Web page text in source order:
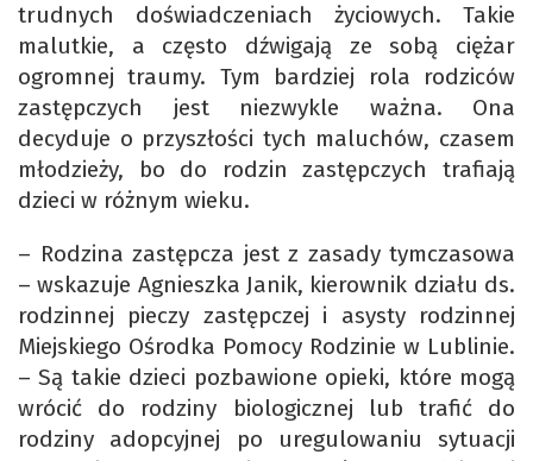
trudnych doświadczeniach życiowych. Takie
malutkie, a często dźwigają ze sobą ciężar
ogromnej traumy. Tym bardziej rola rodziców
zastępczych jest niezwykle ważna. Ona
decyduje o przyszłości tych maluchów, czasem
młodzieży, bo do rodzin zastępczych trafiają
dzieci w różnym wieku.
– Rodzina zastępcza jest z zasady tymczasowa
– wskazuje Agnieszka Janik, kierownik działu ds.
rodzinnej pieczy zastępczej i asysty rodzinnej
Miejskiego Ośrodka Pomocy Rodzinie w Lublinie.
– Są takie dzieci pozbawione opieki, które mogą
wrócić do rodziny biologicznej lub trafić do
rodziny adopcyjnej po uregulowaniu sytuacji